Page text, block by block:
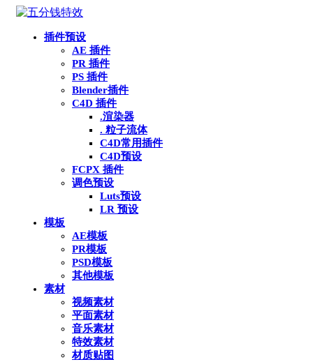
插件预设
AE 插件
PR 插件
PS 插件
Blender插件
C4D 插件
.渲染器
. 粒子流体
C4D常用插件
C4D预设
FCPX 插件
调色预设
Luts预设
LR 预设
模板
AE模板
PR模板
PSD模板
其他模板
素材
视频素材
平面素材
音乐素材
特效素材
材质贴图